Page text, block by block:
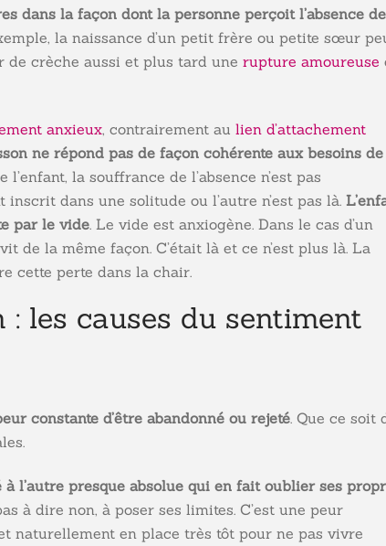
dans la façon dont la personne perçoit l’absence de
la naissance d’un petit frère ou petite sœur
de crèche aussi et plus tard une rupture amoureuse
anxieux, contrairement au lien d’attachement
ne répond pas de façon cohérente aux besoins de
la souffrance de l’absence n’est pas
dans une solitude ou l’autre n’est pas là.
par le vide. Le vide est anxiogène. Dans le cas d’un
de la même façon. C’était là et ce n’est plus là. La
cette perte dans la chair.
: les causes du sentiment
constante d’être abandonné ou rejeté. Que ce soit
l’autre presque absolue qui en fait oublier ses
à dire non, à poser ses limites. C’est une peur
naturellement en place très tôt pour ne pas vivre